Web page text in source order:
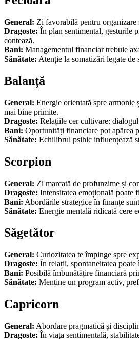
General: Zi favorabilă pentru
Dragoste: În plan sentimental, gesturile
contează.
Bani: Managementul financiar trebuie
Sănătate: Atenție la somatizări legate
Balanță
General: Energie orientată spre
mai bine primite.
Dragoste: Relațiile cer cultivare:
Bani: Oportunități financiare pot apărea
Sănătate: Echilibrul psihic influențează
Scorpion
General: Zi marcată de profunzime și
Dragoste: Intensitatea emoțională poate
Bani: Abordările strategice în finanțe
Sănătate: Energie mentală ridicată cere
Săgetător
General: Curiozitatea te împinge spre
Dragoste: În relații, spontaneitatea
Bani: Posibilă îmbunătățire financiară
Sănătate: Menține un program activ,
Capricorn
General: Abordare pragmatică și
Dragoste: În viața sentimentală,